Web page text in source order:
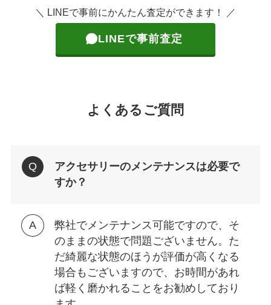
＼ LINEで事前にかんたん査定ができます！ ／
LINEで事前査定
よくあるご質問
アクセサリーのメンテナンスは必要で
すか？
弊社でメンテナンス可能ですので、そ
のままの状態で問題ございません。た
だ綺麗な状態のほうが評価が高くなる
場合もございますので、お時間があれ
ば軽く磨かれることをお勧めしており